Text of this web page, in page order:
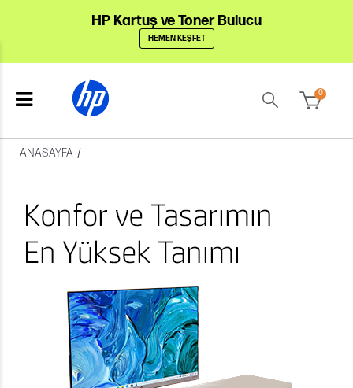
HP Kartuş ve Toner Bulucu
HEMEN KEŞFET
0
ANASAYFA /